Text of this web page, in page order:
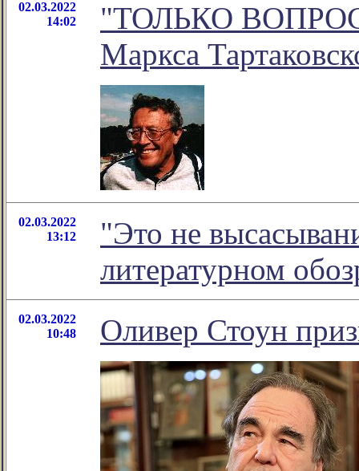
02.03.2022
14:02
"ТОЛЬКО
Маркса
02.03.2022
13:12
"Это не
литературном
02.03.2022
10:48
Оливер Стоун